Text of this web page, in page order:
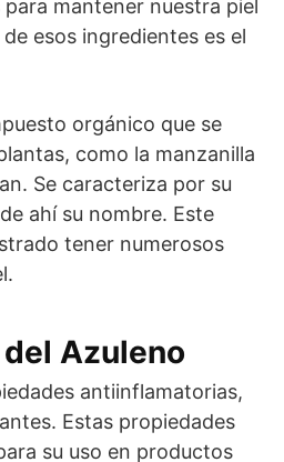
mantener nuestra piel
esos ingredientes es el
orgánico que se
como la manzanilla
Se caracteriza por su
ahí su nombre. Este
tener numerosos
Azuleno
antiinflamatorias,
Estas propiedades
su uso en productos